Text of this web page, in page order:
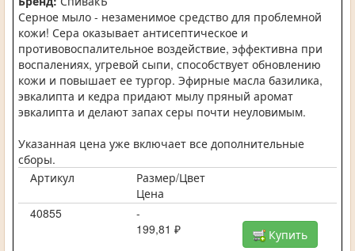
Серное мыло - незаменимое средство для проблемной
кожи! Сера оказывает антисептическое и
противовоспалительное воздействие, эффективна при
воспалениях, угревой сыпи, способствует обновлению
кожи и повышает ее тургор. Эфирные масла базилика,
эвкалипта и кедра придают мылу пряный аромат
эвкалипта и делают запах серы почти неуловимым.
Указанная цена уже включает все дополнительные
сборы.
Артикул
Размер/Цвет
Цена
40855
-
199,81 ₽
Купить